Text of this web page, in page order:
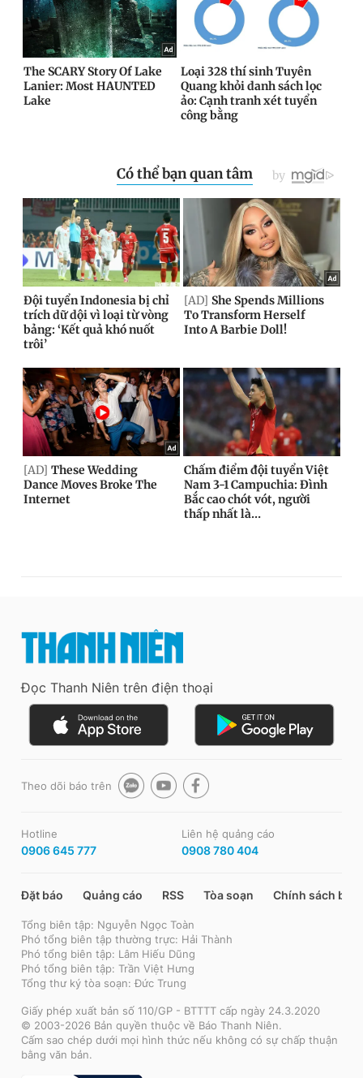
Đọc Thanh Niên trên điện thoại
Theo dõi báo trên
Hotline
0906 645 777
Liên hệ quảng cáo
0908 780 404
Đặt báo Quảng cáo RSS Tòa soạn Chính sách bảo
Tổng biên tập: Nguyễn Ngọc Toàn
Phó tổng biên tập thường trực: Hải Thành
Phó tổng biên tập: Lâm Hiếu Dũng
Phó tổng biên tập: Trần Việt Hưng
Tổng thư ký tòa soạn: Đức Trung
Giấy phép xuất bản số 110/GP - BTTTT cấp ngày 24.3.2020
© 2003-2026 Bản quyền thuộc về Báo Thanh Niên.
Cấm sao chép dưới mọi hình thức nếu không có sự chấp thuận
bằng văn bản.